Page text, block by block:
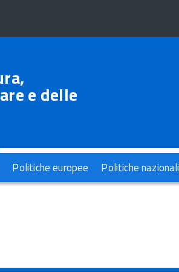
e delle
Politiche europee Politiche nazionali